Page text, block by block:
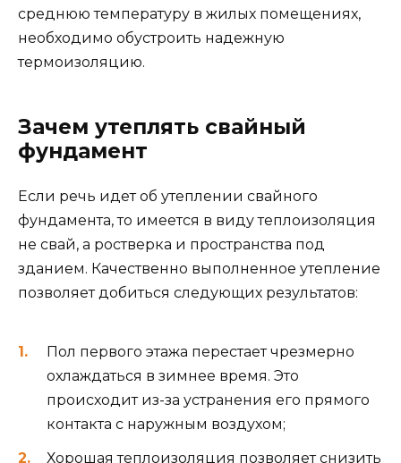
среднюю температуру в жилых помещениях,
необходимо обустроить надежную
термоизоляцию.
Зачем утеплять свайный
фундамент
Если речь идет об утеплении свайного
фундамента, то имеется в виду теплоизоляция
не свай, а ростверка и пространства под
зданием. Качественно выполненное утепление
позволяет добиться следующих результатов:
Пол первого этажа перестает чрезмерно
охлаждаться в зимнее время. Это
происходит из-за устранения его прямого
контакта с наружным воздухом;
Хорошая теплоизоляция позволяет снизить